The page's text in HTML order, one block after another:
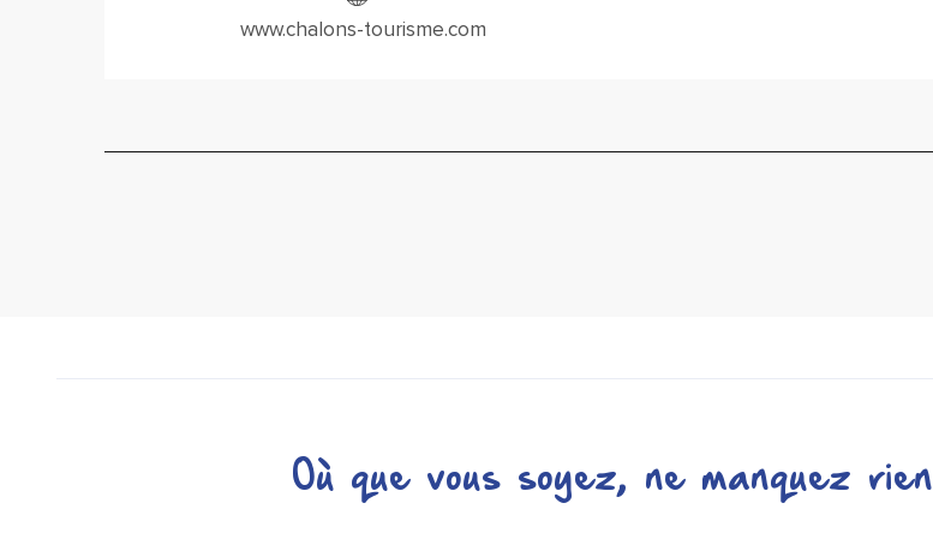
www.chalons-tourisme.com
Où que vous soyez, ne manquez rien